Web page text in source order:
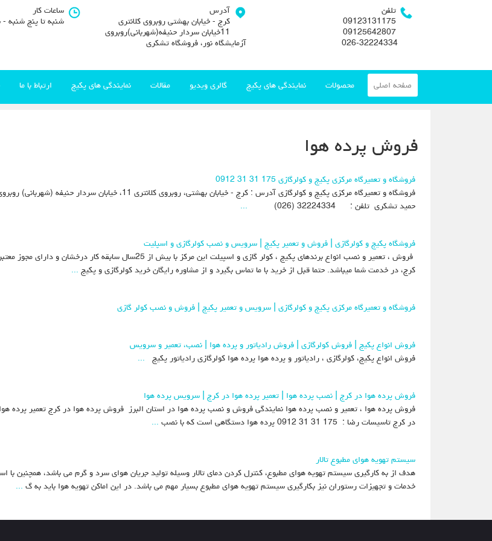
تلفن
09123131175
09125642807
آدرس
کرج - خیابان بهشتی روبروی کلانتری
11خیابان سردار حنیفه(شهربانی)روبروی
آزمایشگاه نور، فروشگاه تشکری
ساعات کار
شنبه تا پنج شنبه - ساعت
صفحه اصلی محصولات نمایندگی های پکیج گالری ویدیو مقالات نمایندگی های پکیج ارتباط با ما
فروش پرده هوا
فروشگاه و تعمیرگاه مرکزی پکیج و کولرگازی 175 31 31 0912
فروشگاه و تعمیرگاه مرکزی پکیج و کولرگازی آدرس : کرج - خیابان
حمید تشکری تلفن : 32224334 (026)
...
فروشگاه پکیج و کولرگازی | فروش و تعمیر پکیج | سرویس و نصب کولرگازی و اسپلیت
فروش ، تعمیر و نصب انواع برندهای پکیج ، کولر گازی و اسپیلت این
کرج، در خدمت شما میباشد. حتما قبل از خرید با ما تماس بگیرد و از مشاوره رایگان خرید کولرگازی و پکیج...
فروشگاه و تعمیرگاه مرکزی پکیج و کولرگازی | سرویس و تعمیر پکیج | فروش و نصب کولر گازی
فروش انواع پکیج | فروش کولرگازی | فروش رادیاتور و پرده هوا | نصب، تعمیر و سرویس
فروش انواع پکیج، کولرگازی ، رادیاتور و پرده هوا پرده هوا کولرگازی رادیاتور پکیج ...
فروش پرده هوا در کرج | نصب پرده هوا | تعمیر پرده هوا در کرج | سرویس پرده هوا
فروش پرده هوا ، تعمیر و نصب پرده هوا نمایندگی فروش و نصب پرده هوا در استان البرز فروش پرده هوا در کرج تعمیر
در کرج تاسیسات رضا : 175 31 31 0912 پرده هوا دستگاهی است که با نصب
...
سیستم تهویه هوای مطبوع تالار
هدف از به کارگیری سیستم تهویه هوای مطبوع، کنترل کردن دمای تالار وسیله تولید جریان هوای سرد و گرم می باشد، همچنین با
خدمات و تجهیزات رستوران نیز بکارگیری سیستم تهویه هوای مطبوع بسیار مهم می باشد. در این اماکن تهویه هوا باید به گ...